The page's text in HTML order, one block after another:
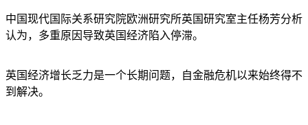
中国现代国际关系研究院欧洲研究所英国研究室主任杨芳分析
认为，多重原因导致英国经济陷入停滞。
英国经济增长乏力是一个长期问题，自金融危机以来始终得不
到解决。